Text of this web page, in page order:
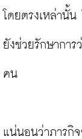
โดยตรงเหล่านั้
ยังช่วยรักษาการ
คน
แน่นอนว่าภารกิ